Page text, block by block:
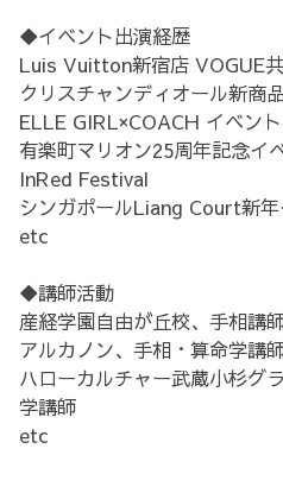
◆イベント出演経歴
Luis Vuitton新宿店 VOGUE
クリスチャンディオール新商
ELLE GIRL×COACH イベント
有楽町マリオン25周年記念イ
InRed Festival
シンガポールLiang Court新年
etc
◆講師活動
産経学園自由が丘校、手相講
アルカノン、手相・算命学講
ハローカルチャー武蔵小杉グ
学講師
etc